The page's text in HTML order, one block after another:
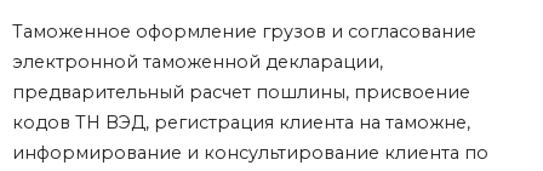
Таможенное оформление грузов и согласование
электронной таможенной декларации,
предварительный расчет пошлины, присвоение
кодов ТН ВЭД, регистрация клиента на таможне,
информирование и консультирование клиента по